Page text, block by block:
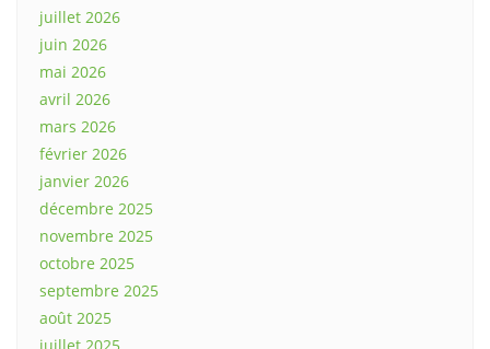
juillet 2026
juin 2026
mai 2026
avril 2026
mars 2026
février 2026
janvier 2026
décembre 2025
novembre 2025
octobre 2025
septembre 2025
août 2025